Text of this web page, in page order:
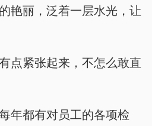
艳丽，泛着一层水光，让
点紧张起来，不怎么敢直
年都有对员工的各项检